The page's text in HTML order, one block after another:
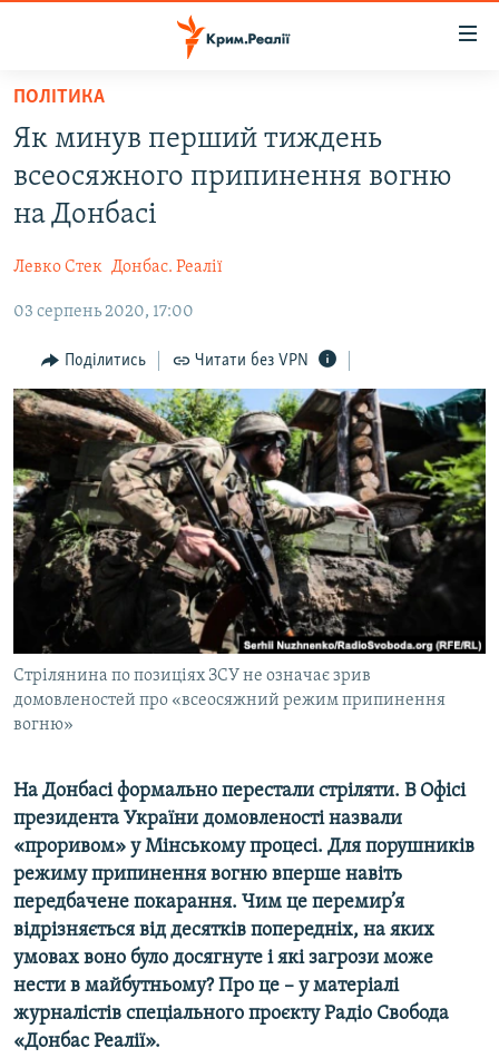
Перейти
основного
матеріалу
Перейти
до
основної
Перейти
пошуку
ВОДА.КРИМ
ВІДЕО ТА ФОТО
БЛОГИ
ПОГЛЯД
ІНТЕРВ'Ю
ВСЕ ЗА ДЕНЬ
СПЕЦПРОЕКТИ
ДЕПОРТАЦІЯ
ВІДЕОУРОКИ «ELIFBE»
СВІДЧЕННЯ ОКУПАЦІЇ
УКРАЇНСЬКА ПРОБЛЕМА КРИМУ
ІНФОГРАФІКА
ЯК ОБІЙТИ БЛОКУВАННЯ
Русский
Qırımtatar
ДОЛУЧАЙСЯ!
ПОЛІТИКА
Як минув перший тиждень
всеосяжного припинення вогню
на Донбасі
Левко Стек Донбас. Реалії
03 серпень 2020, 17:00
Поділитись Читати без VPN
Стрілянина по позиціях ЗСУ не означає зрив
домовленостей про «всеосяжний режим припинення
вогню»
На Донбасі формально перестали стріляти. В Офісі
президента України домовленості назвали
«проривом» у Мінському процесі. Для порушників
режиму припинення вогню вперше навіть
передбачене покарання. Чим це перемир’я
відрізняється від десятків попередніх, на яких
умовах воно було досягнуте і які загрози може
нести в майбутньому? Про це – у матеріалі
журналістів спеціального проєкту Радіо Свобода
«Донбас Реалії».